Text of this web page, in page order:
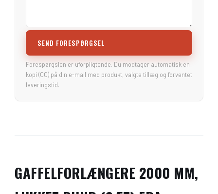
SEND FORESPØRGSEL
Forespørgslen er uforpligtende. Du modtager automatisk en
kopi (CC) på din e-mail med produkt, valgte tillæg og forventet
leveringstid.
GAFFELFORLÆNGERE 2000 MM,